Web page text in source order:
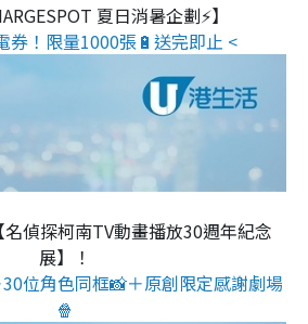
夏日消暑企劃⚡】
券！限量1000張🔋送完即止 <
名偵探柯南TV動畫播放30週年紀念
展】！
位角色同框📸＋原創限定感謝劇場
🍿